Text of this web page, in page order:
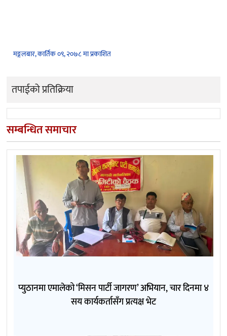
मङ्गलबार, कार्तिक ०९, २०७८ मा प्रकाशित
तपाईको प्रतिक्रिया
सम्बन्धित समाचार
प्युठानमा एमालेको ‘मिसन पार्टी जागरण’ अभियान, चार दिनमा ४
सय कार्यकर्तासँग प्रत्यक्ष भेट